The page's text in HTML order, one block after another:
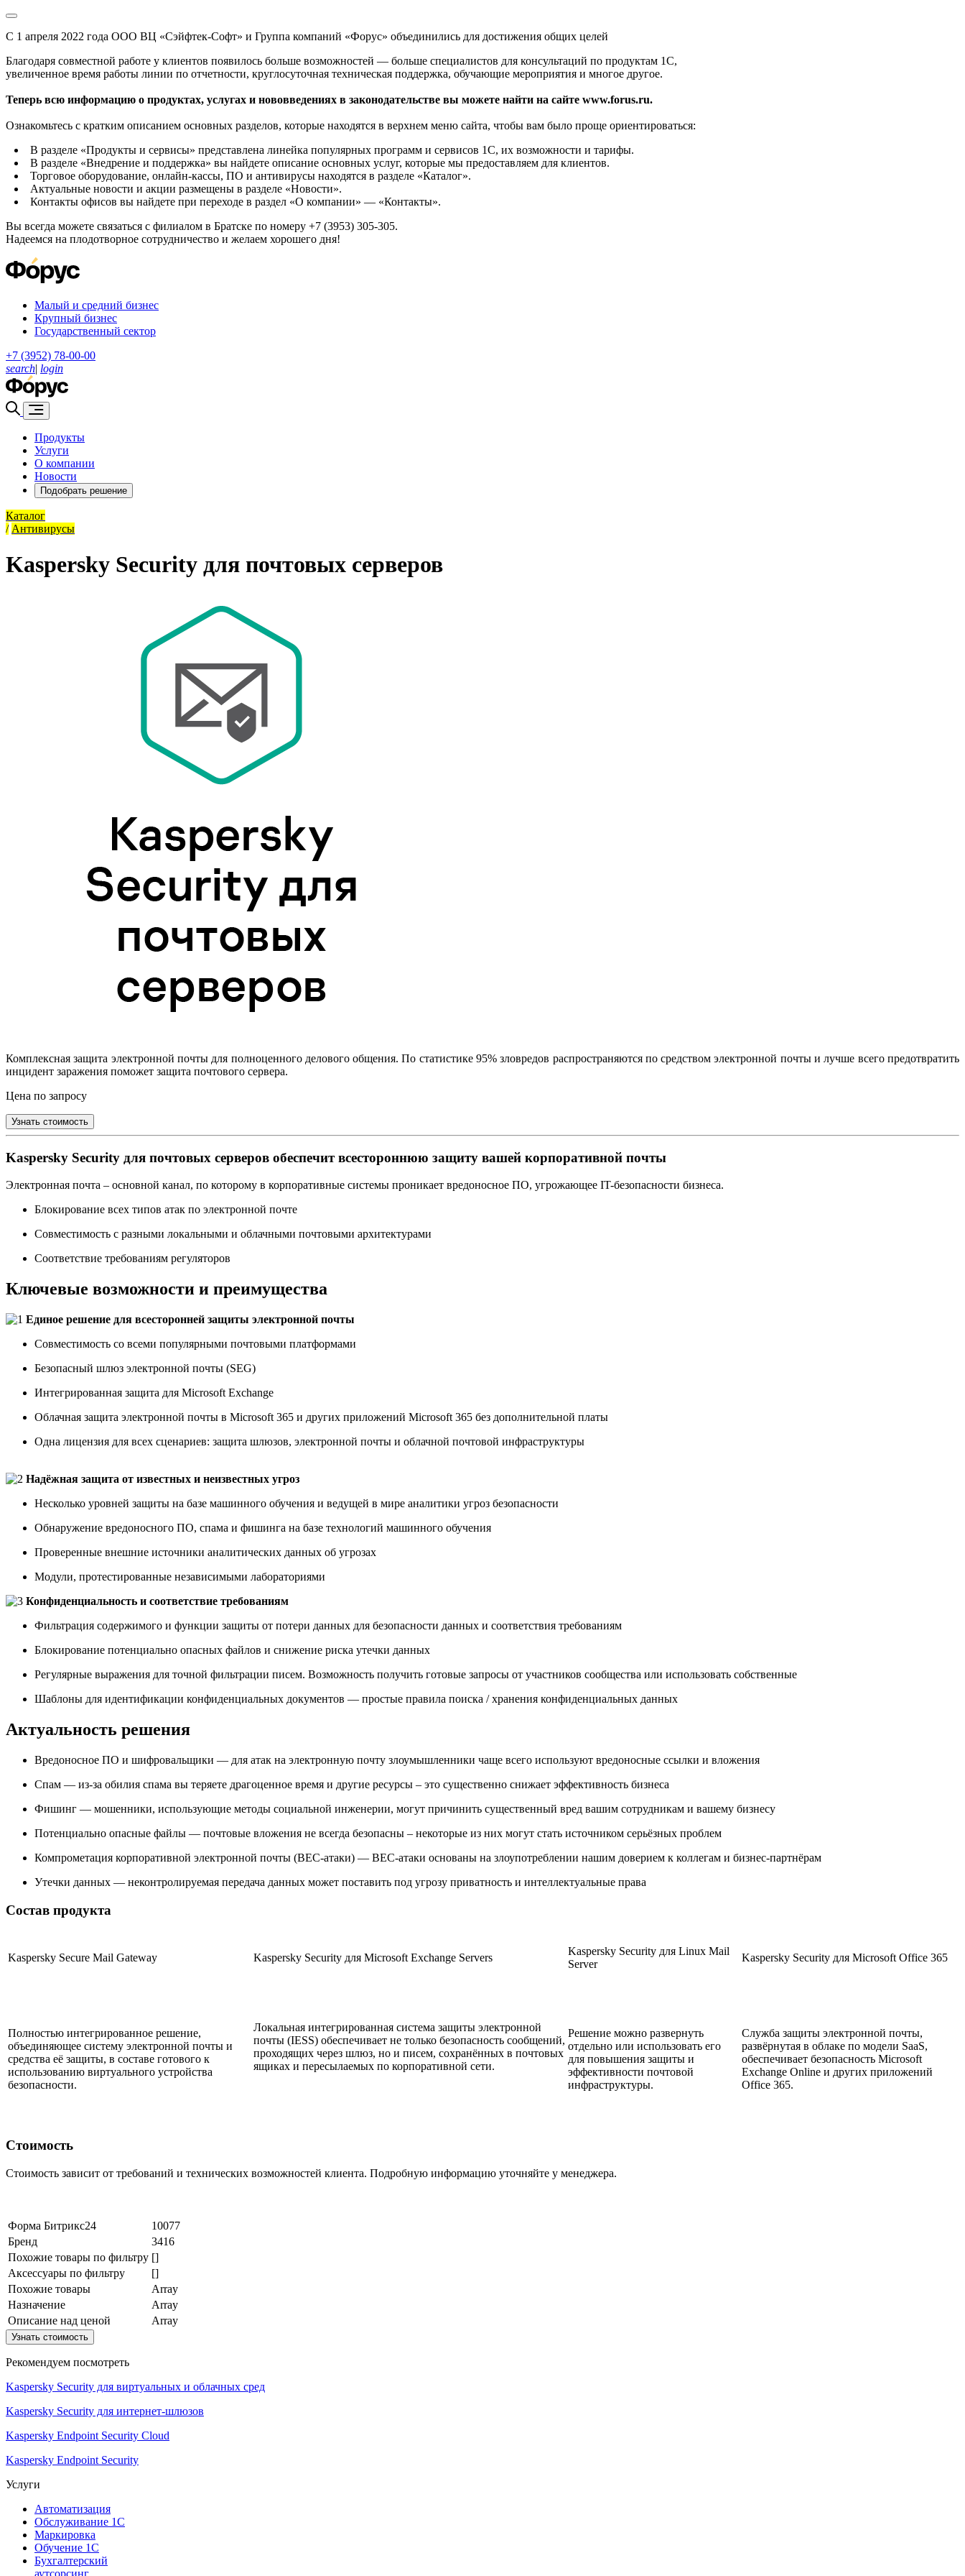
С 1 апреля 2022 года ООО ВЦ «Сэйфтек-Софт» и Группа компаний «Форус» объединились для достижения общих целей
Благодаря совместной работе у клиентов появилось больше возможностей — больше специалистов для консультаций по продуктам 1С,
увеличенное время работы линии по отчетности, круглосуточная техническая поддержка, обучающие мероприятия и многое другое.
Теперь всю информацию о продуктах, услугах и нововведениях в законодательстве вы можете найти на сайте www.forus.ru.
Ознакомьтесь с кратким описанием основных разделов, которые находятся в верхнем меню сайта, чтобы вам было проще ориентироваться:
В разделе «Продукты и сервисы» представлена линейка популярных программ и сервисов 1С, их возможности и тарифы.
В разделе «Внедрение и поддержка» вы найдете описание основных услуг, которые мы предоставляем для клиентов.
Торговое оборудование, онлайн-кассы, ПО и антивирусы находятся в разделе «Каталог».
Актуальные новости и акции размещены в разделе «Новости».
Контакты офисов вы найдете при переходе в раздел «О компании» — «Контакты».
Вы всегда можете связаться с филиалом в Братске по номеру +7 (3953) 305-305.
Надеемся на плодотворное сотрудничество и желаем хорошего дня!
Малый и средний бизнес
Крупный бизнес
Государственный сектор
+7 (3952) 78-00-00
search| login
Продукты
Услуги
О компании
Новости
Подобрать решение
Каталог
/ Антивирусы
Kaspersky Security для почтовых серверов
Комплексная защита электронной почты для полноценного делового общения. По статистике 95% зловредов распространяются по средством электронной почты и лучше всего предотвратить
инцидент заражения поможет защита почтового сервера.
Цена по запросу
Узнать стоимость
Kaspersky Security для почтовых серверов обеспечит всестороннюю защиту вашей корпоративной почты
Электронная почта – основной канал, по которому в корпоративные системы проникает вредоносное ПО, угрожающее IT-безопасности бизнеса.
Блокирование всех типов атак по электронной почте
Совместимость с разными локальными и облачными почтовыми архитектурами
Соответствие требованиям регуляторов
Ключевые возможности и преимущества
Единое решение для всесторонней защиты электронной почты
Совместимость со всеми популярными почтовыми платформами
Безопасный шлюз электронной почты (SEG)
Интегрированная защита для Microsoft Exchange
Облачная защита электронной почты в Microsoft 365 и других приложений Microsoft 365 без дополнительной платы
Одна лицензия для всех сценариев: защита шлюзов, электронной почты и облачной почтовой инфраструктуры
Надёжная защита от известных и неизвестных угроз
Несколько уровней защиты на базе машинного обучения и ведущей в мире аналитики угроз безопасности
Обнаружение вредоносного ПО, спама и фишинга на базе технологий машинного обучения
Проверенные внешние источники аналитических данных об угрозах
Модули, протестированные независимыми лабораториями
Конфиденциальность и соответствие требованиям
Фильтрация содержимого и функции защиты от потери данных для безопасности данных и соответствия требованиям
Блокирование потенциально опасных файлов и снижение риска утечки данных
Регулярные выражения для точной фильтрации писем. Возможность получить готовые запросы от участников сообщества или использовать собственные
Шаблоны для идентификации конфиденциальных документов — простые правила поиска / хранения конфиденциальных данных
Актуальность решения
Вредоносное ПО и шифровальщики — для атак на электронную почту злоумышленники чаще всего используют вредоносные ссылки и вложения
Спам — из-за обилия спама вы теряете драгоценное время и другие ресурсы – это существенно снижает эффективность бизнеса
Фишинг — мошенники, использующие методы социальной инженерии, могут причинить существенный вред вашим сотрудникам и вашему бизнесу
Потенциально опасные файлы — почтовые вложения не всегда безопасны – некоторые из них могут стать источником серьёзных проблем
Компрометация корпоративной электронной почты (BEC-атаки) — BEC-атаки основаны на злоупотреблении нашим доверием к коллегам и бизнес-партнёрам
Утечки данных — неконтролируемая передача данных может поставить под угрозу приватность и интеллектуальные права
Состав продукта
Kaspersky Secure Mail Gateway Kaspersky Security для Microsoft Exchange Servers
Kaspersky Security для Linux Mail
Server
Kaspersky Security для Microsoft Office 365
Полностью интегрированное решение,
объединяющее систему электронной почты и
средства её защиты, в составе готового к
использованию виртуального устройства
безопасности.
Локальная интегрированная система защиты электронной
почты (IESS) обеспечивает не только безопасность сообщений,
проходящих через шлюз, но и писем, сохранённых в почтовых
ящиках и пересылаемых по корпоративной сети.
Решение можно развернуть
отдельно или использовать его
для повышения защиты и
эффективности почтовой
инфраструктуры.
Служба защиты электронной почты,
развёрнутая в облаке по модели SaaS,
обеспечивает безопасность Microsoft
Exchange Online и других приложений
Office 365.
Стоимость
Стоимость зависит от требований и технических возможностей клиента. Подробную информацию уточняйте у менеджера.
Форма Битрикс24
10077
Бренд
3416
Похожие товары по фильтру []
Аксессуары по фильтру
[]
Похожие товары
Array
Назначение
Array
Описание над ценой
Array
Узнать стоимость
Рекомендуем посмотреть
Kaspersky Security для виртуальных и облачных сред
Kaspersky Security для интернет-шлюзов
Kaspersky Endpoint Security Cloud
Kaspersky Endpoint Security
Услуги
Автоматизация
Обслуживание 1С
Маркировка
Обучение 1С
Бухгалтерский
аутсорсинг